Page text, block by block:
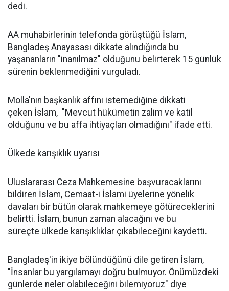
dedi.
AA muhabirlerinin telefonda görüştüğü İslam,
Bangladeş Anayasası dikkate alındığında bu
yaşananların "inanılmaz" olduğunu belirterek 15 günlük
sürenin beklenmediğini vurguladı.
Molla'nın başkanlık affını istemediğine dikkati
çeken İslam, "Mevcut hükümetin zalim ve katil
olduğunu ve bu affa ihtiyaçları olmadığını" ifade etti.
Ülkede karışıklık uyarısı
Uluslararası Ceza Mahkemesine başvuracaklarını
bildiren İslam, Cemaat-i İslami üyelerine yönelik
davaları bir bütün olarak mahkemeye götüreceklerini
belirtti. İslam, bunun zaman alacağını ve bu
süreçte ülkede karışıklıklar çıkabileceğini kaydetti.
Bangladeş'in ikiye bölündüğünü dile getiren İslam,
"İnsanlar bu yargılamayı doğru bulmuyor. Önümüzdeki
günlerde neler olabileceğini bilemiyoruz" diye